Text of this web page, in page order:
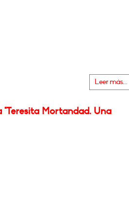
Leer más...
Mortandad. Una